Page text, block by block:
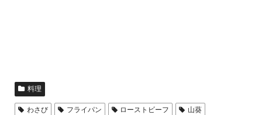
料理
わさび フライパン ローストビーフ 山葵